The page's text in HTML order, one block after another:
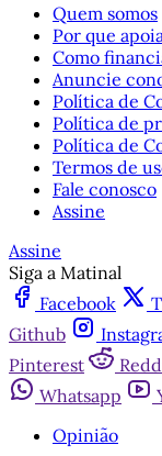
Quem somos
Por que
Como
Anuncie
Política de
Política de
Política de
Termos de
Fale conosco
Assine
Assine
Siga a Matinal
Facebook
Github
Pinterest
Whatsapp
Opinião